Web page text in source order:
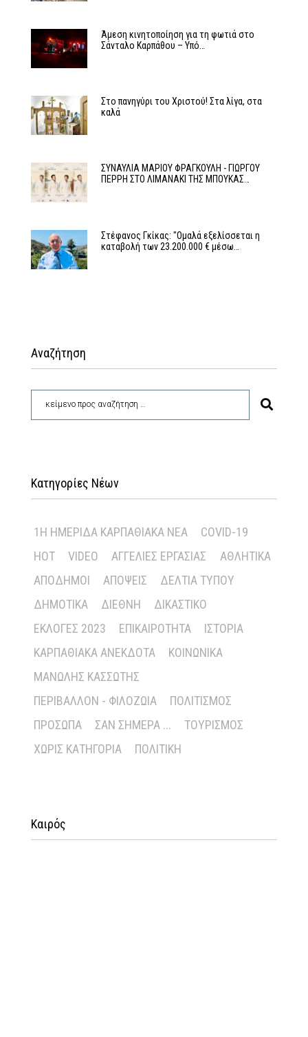
Άμεση κινητοποίηση για τη φωτιά στο
Σάνταλο Καρπάθου – Υπό…
Στο πανηγύρι του Χριστού! Στα λίγα, στα
καλά
ΣΥΝΑΥΛΙΑ ΜΑΡΙΟΥ ΦΡΑΓΚΟΥΛΗ - ΓΙΩΡΓΟΥ
ΠΕΡΡΗ ΣΤΟ ΛΙΜΑΝΑΚΙ ΤΗΣ ΜΠΟΥΚΑΣ…
Στέφανος Γκίκας: "Ομαλά εξελίσσεται η
καταβολή των 23.200.000 € μέσω…
Αναζήτηση
Κατηγορίες Νέων
1Η ΗΜΕΡΊΔΑ ΚΑΡΠΑΘΙΑΚΆ ΝΈΑ
COVID-19
HOT
VIDEO ΑΓΓΕΛΊΕΣ ΕΡΓΑΣΊΑΣ
ΑΘΛΗΤΙΚΆ
ΑΠΌΔΗΜΟΙ
ΑΠΌΨΕΙΣ
ΔΕΛΤΊΑ ΤΎΠΟΥ
ΔΗΜΟΤΙΚΆ
ΔΙΕΘΝΉ
ΔΙΚΑΣΤΙΚΌ
ΕΚΛΟΓΈΣ 2023
ΕΠΙΚΑΙΡΌΤΗΤΑ
ΙΣΤΟΡΊΑ
ΚΑΡΠΑΘΙΑΚΆ ΑΝΈΚΔΟΤΑ
ΚΟΙΝΩΝΙΚΆ
ΜΑΝΏΛΗΣ ΚΑΣΣΏΤΗΣ
ΠΕΡΙΒΆΛΛΟΝ - ΦΙΛΟΖΩΊΑ
ΠΟΛΙΤΙΣΜΌΣ
ΠΡΌΣΩΠΑ
ΣΑΝ ΣΉΜΕΡΑ ...
ΤΟΥΡΙΣΜΌΣ
ΧΩΡΊΣ ΚΑΤΗΓΟΡΊΑ
ΠΟΛΙΤΙΚΉ
Καιρός